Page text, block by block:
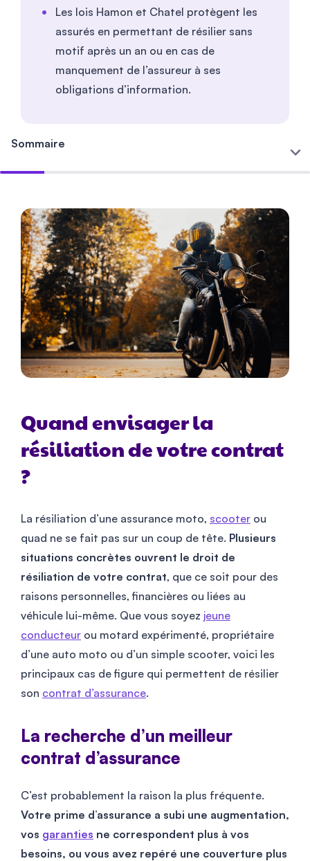
Les lois Hamon et Chatel protègent les
assurés en permettant de résilier sans
motif après un an ou en cas de
manquement de l’assureur à ses
obligations d’information.
Sommaire
Quand envisager la
résiliation de votre contrat
?
La résiliation d’une assurance moto, scooter ou
quad ne se fait pas sur un coup de tête. Plusieurs
situations concrètes ouvrent le droit de
résiliation de votre contrat, que ce soit pour des
raisons personnelles, financières ou liées au
véhicule lui-même. Que vous soyez jeune
conducteur ou motard expérimenté, propriétaire
d’une auto moto ou d’un simple scooter, voici les
principaux cas de figure qui permettent de résilier
son contrat d’assurance.
La recherche d’un meilleur
contrat d’assurance
C’est probablement la raison la plus fréquente.
Votre prime d’assurance a subi une augmentation,
vos garanties ne correspondent plus à vos
besoins, ou vous avez repéré une couverture plus